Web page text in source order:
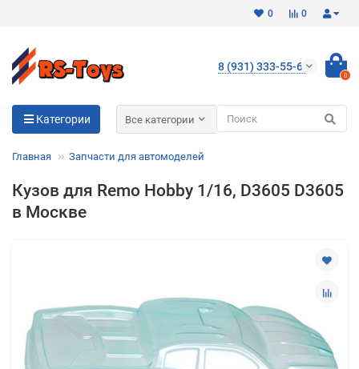
0
0
8 (931) 333-55-65
0
Категории Все категории
Главная Запчасти для автомоделей
Кузов для Remo Hobby 1/16, D3605 D3605
в Москве
Разбейте
без переплат
Сегодня
25